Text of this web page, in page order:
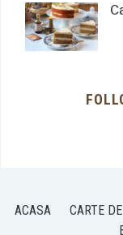
ACASA CARTE